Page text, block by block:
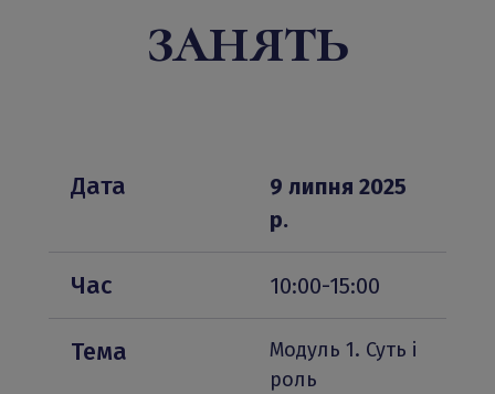
занять
Дата
9 липня 2025
р.
Час 10:00-15:00
Тема
Модуль 1. Суть і
роль